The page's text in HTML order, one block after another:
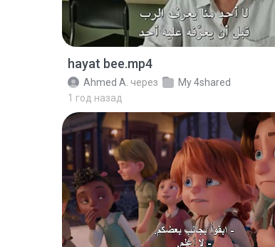
hayat bee.mp4
Ahmed A. через
My 4shared
1 год назад